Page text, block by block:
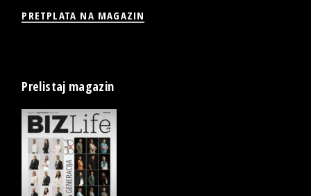
PRETPLATA NA MAGAZIN
Prelistaj magazin